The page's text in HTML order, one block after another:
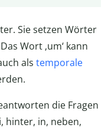
Sie setzen Wörter
Wort ‚um‘ kann
als temporale
die Fragen
hinter, in, neben,